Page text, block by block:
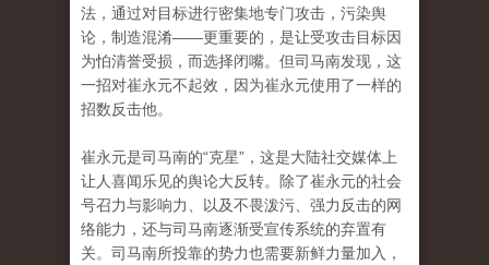
法，通过对目标进行密集地专门攻击，污染舆
论，制造混淆——更重要的，是让受攻击目标因
为怕清誉受损，而选择闭嘴。但司马南发现，这
一招对崔永元不起效，因为崔永元使用了一样的
招数反击他。
崔永元是司马南的“克星”，这是大陆社交媒体上
让人喜闻乐见的舆论大反转。除了崔永元的社会
号召力与影响力、以及不畏泼污、强力反击的网
络能力，还与司马南逐渐受宣传系统的弃置有
关。司马南所投靠的势力也需要新鲜力量加入，